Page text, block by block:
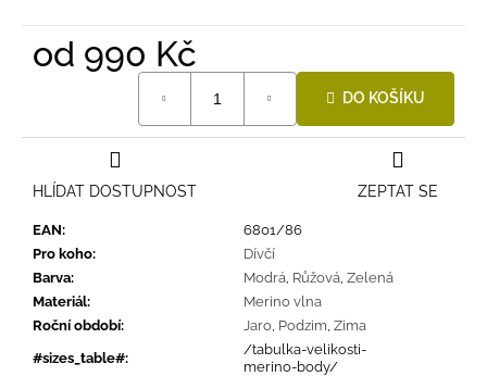
od 990 Kč
DO KOŠÍKU
EAN:
6801/86
Pro koho:
Dívčí
Barva: Modrá Růžová Zelená
Materiál:
Merino vlna
Roční období: Jaro Podzim Zima
#sizes_table#:
/tabulka-velikosti-
merino-body/
ZEPTAT SE
HLÍDAT DOSTUPNOST